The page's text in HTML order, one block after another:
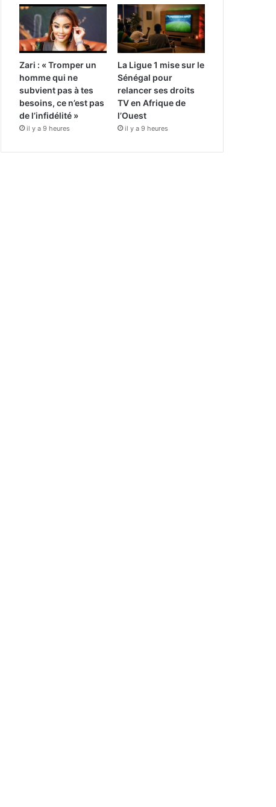
Zari : « Tromper un
homme qui ne
subvient pas à tes
besoins, ce n’est pas
de l’infidélité »
il y a 9 heures
La Ligue 1 mise sur le
Sénégal pour
relancer ses droits
TV en Afrique de
l’Ouest
il y a 9 heures